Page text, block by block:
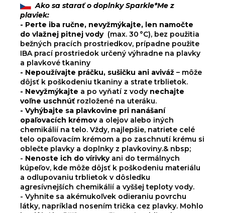
Ako sa starať o doplnky Sparkle*Me z
plaviek:
- Perte iba ručne, nevyžmýkajte, len namočte
do vlažnej pitnej vody (max. 30 °C), bez použitia
bežných pracích prostriedkov, prípadne použite
IBA prací prostriedok určený výhradne na plavky
a plavkové tkaniny
- Nepoužívajte práčku, sušičku ani aviváž – môže
dôjsť k poškodeniu tkaniny a strate trblietok.
- Nevyžmýkajte a po vyňatí z vody nechajte
voľne uschnúť rozložené na uteráku.
- Vyhýbajte sa plavkovine pri nanášaní
opaľovacích krémova olejov alebo iných
chemikálií na telo. Vždy, najlepšie, natriete celé
telo opaľovacím krémom a po zaschnutí krému si
oblečte plavky a doplnky z plavkoviny.& nbsp;
- Nenoste ich do vírivkyani do termálnych
kúpeľov, kde môže dôjsť k poškodeniu materiálu
a odlupovaniu trblietok v dôsledku
agresívnejších chemikálií a vyššej teploty vody.
- Vyhnite sa akémukoľvek odieraniu povrchu
látky, napríklad nosením trička cez plavky. Mohlo